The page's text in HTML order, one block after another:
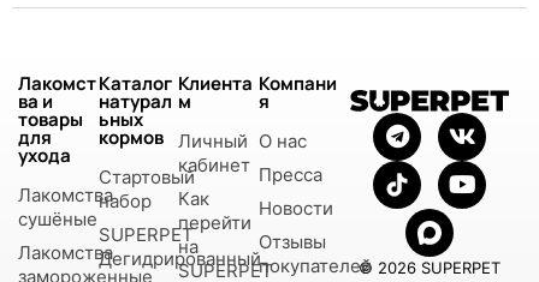
© 2026 SUPERPET
Компани
я
О нас
Пресса
Новости
Отзывы
покупателей
Клиента
м
Личный
кабинет
Как
перейти
на
SUPERPET
Каталог
натурал
ьных
кормов
Стартовый
набор
SUPERPET
Дегидрированный
Лакомст
ва и
товары
для
ухода
Лакомства
сушёные
Лакомства
замороженные